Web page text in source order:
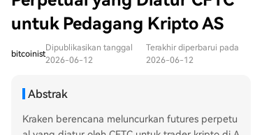
untuk Pedagang Kripto AS
bitcoinist
Dipublikasikan tanggal
2026-06-12
Terakhir diperbarui pada
2026-06-12
Abstrak
Kraken berencana meluncurkan futures perpetu